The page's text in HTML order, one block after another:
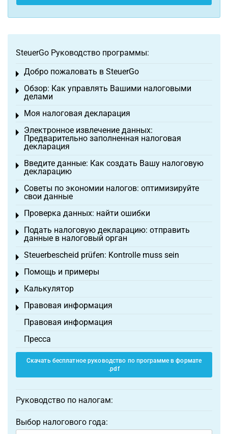
SteuerGo Руководство программы:
Добро пожаловать в SteuerGo
Toggle menu
Обзор: Как управлять Вашими налоговыми
делами
Toggle menu
Моя налоговая декларация
Toggle menu
Электронное извлечение данных:
Предварительно заполненная налоговая
декларация
Toggle menu
Введите данные: Как создать Вашу налоговую
декларацию
Toggle menu
Советы по экономии налогов: оптимизируйте
свои данные
Toggle menu
Проверка данных: найти ошибки
Toggle menu
Подать налоговую декларацию: отправить
данные в налоговый орган
Toggle menu
Steuerbescheid prüfen: Kontrolle muss sein
Toggle menu
Помощь и примеры
Toggle menu
Калькулятор
Toggle menu
Правовая информация
Toggle menu
Правовая информация
Пресса
Скачать бесплатное руководство по программе в формате
.pdf
Руководство по налогам:
Выбор налогового года: